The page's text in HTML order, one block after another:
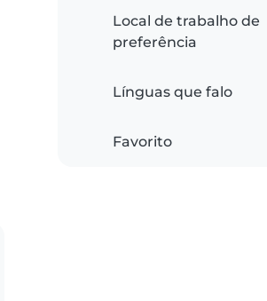
Local de trabalho de
preferência
Línguas que falo
Favorito